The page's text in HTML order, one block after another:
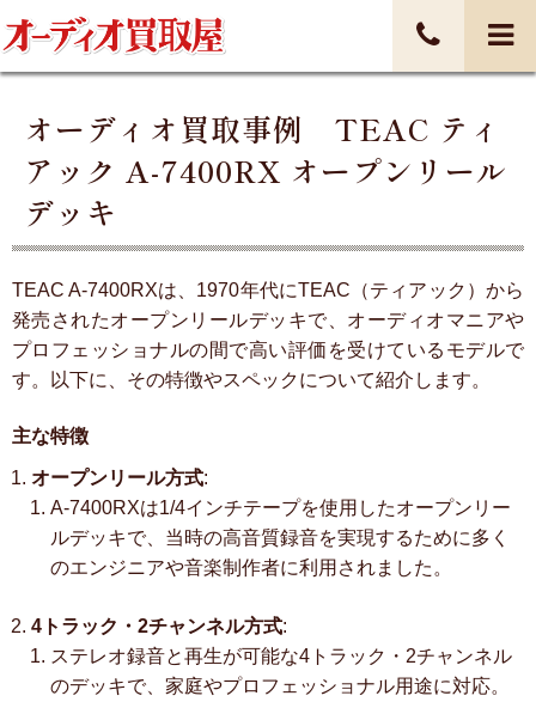
オーディオ買取事例 TEAC ティ
アック A-7400RX オープンリール
デッキ
TEAC A-7400RXは、1970年代にTEAC（ティアック）から
発売されたオープンリールデッキで、オーディオマニアや
プロフェッショナルの間で高い評価を受けているモデルで
す。以下に、その特徴やスペックについて紹介します。
主な特徴
オープンリール方式:
A-7400RXは1/4インチテープを使用したオープンリー
ルデッキで、当時の高音質録音を実現するために多く
のエンジニアや音楽制作者に利用されました。
4トラック・2チャンネル方式:
ステレオ録音と再生が可能な4トラック・2チャンネル
のデッキで、家庭やプロフェッショナル用途に対応。